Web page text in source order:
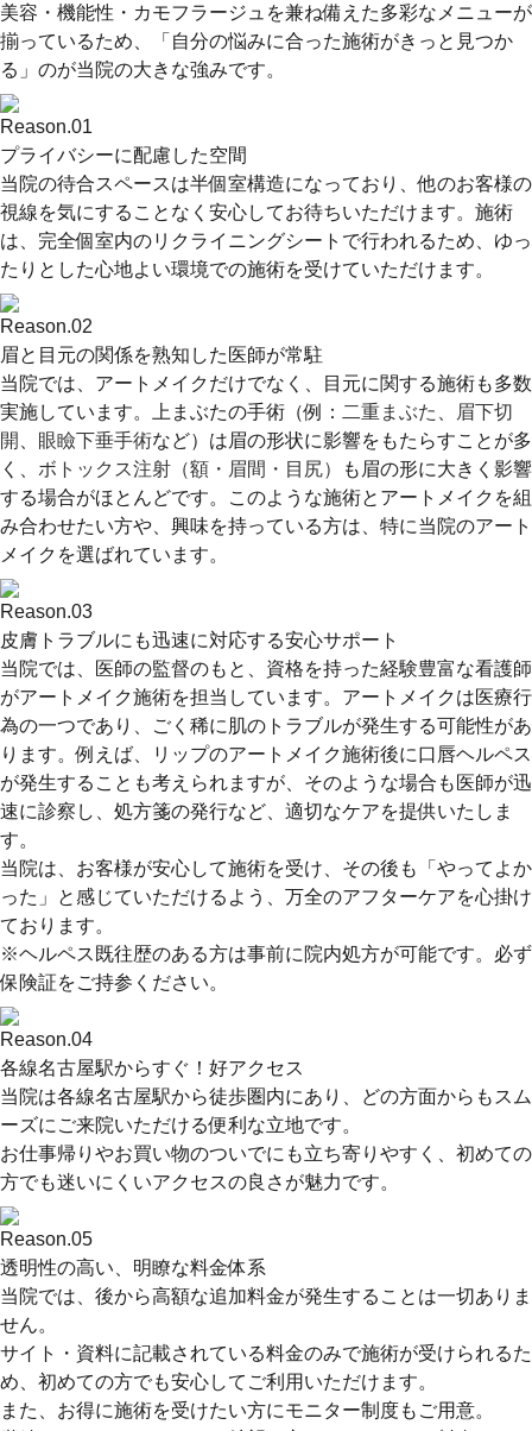
美容・機能性・カモフラージュを兼ね備えた多彩なメニューが
揃っているため、「自分の悩みに合った施術がきっと見つか
る」のが当院の大きな強みです。
Reason.01
プライバシーに配慮した空間
当院の待合スペースは半個室構造になっており、他のお客様の
視線を気にすることなく安心してお待ちいただけます。施術
は、完全個室内のリクライニングシートで行われるため、ゆっ
たりとした心地よい環境での施術を受けていただけます。
Reason.02
眉と目元の関係を熟知した医師が常駐
当院では、アートメイクだけでなく、目元に関する施術も多数
実施しています。上まぶたの手術（例： 二重まぶた
眉下切
開
眼瞼下垂手術など）は眉の形状に影響をもたらすことが多
く、 ボトックス注射（額・眉間・目尻）
も眉の形に大きく影響
する場合がほとんどです。このような施術とアートメイクを組
み合わせたい方や、興味を持っている方は、特に当院のアート
メイクを選ばれています。
Reason.03
皮膚トラブルにも迅速に対応する安心サポート
当院では、医師の監督のもと、資格を持った経験豊富な看護師
がアートメイク施術を担当しています。アートメイクは医療行
為の一つであり、ごく稀に肌のトラブルが発生する可能性があ
ります。例えば、リップのアートメイク施術後に口唇ヘルペス
が発生することも考えられますが、そのような場合も医師が迅
速に診察し、処方箋の発行など、適切なケアを提供いたしま
す。
当院は、お客様が安心して施術を受け、その後も「やってよか
った」と感じていただけるよう、万全のアフターケアを心掛け
ております。
※ヘルペス既往歴のある方は事前に院内処方が可能です。必ず
保険証をご持参ください。
Reason.04
各線名古屋駅からすぐ！好アクセス
当院は各線名古屋駅から徒歩圏内にあり、どの方面からもスム
ーズにご来院いただける便利な立地です。
お仕事帰りやお買い物のついでにも立ち寄りやすく、初めての
方でも迷いにくいアクセスの良さが魅力です。
Reason.05
透明性の高い、明瞭な料金体系
当院では、後から高額な追加料金が発生することは一切ありま
せん。
サイト・資料に記載されている料金のみで施術が受けられるた
め、初めての方でも安心してご利用いただけます。
また、お得に施術を受けたい方にモニター制度もご用意。